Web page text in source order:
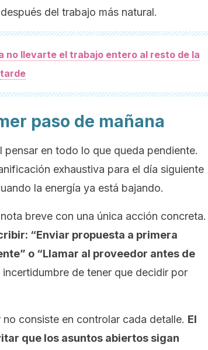
del trabajo más natural.
no llevarte el trabajo entero al resto de la
tarde
paso de mañana
en todo lo que queda pendiente.
exhaustiva para el día siguiente
la energía ya está bajando.
breve con una única acción concreta.
“Enviar propuesta a primera
o “Llamar al proveedor antes de
incertidumbre de tener que decidir por
consiste en controlar cada detalle. El
que los asuntos abiertos sigan